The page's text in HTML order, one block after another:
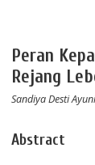
Peran
Rejang
Sandiya Desti
Abstract